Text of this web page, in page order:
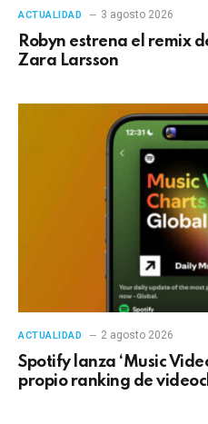
ACTUALIDAD 3 agosto 2026
Robyn estrena el remix
Zara Larsson
ACTUALIDAD 2 agosto 2026
Spotify lanza ‘Music
propio ranking de